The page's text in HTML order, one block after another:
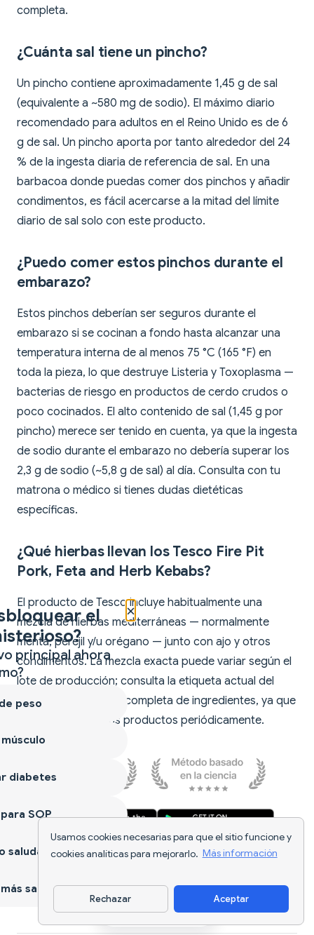
Usamos cookies necesarias para que el sitio funcione y
cookies analíticas para mejorarlo. Más información
Rechazar Aceptar
completa.
¿Cuánta sal tiene un pincho?
Un pincho contiene aproximadamente 1,45 g de sal
(equivalente a ~580 mg de sodio). El máximo diario
recomendado para adultos en el Reino Unido es de 6
g de sal. Un pincho aporta por tanto alrededor del 24
% de la ingesta diaria de referencia de sal. En una
barbacoa donde puedas comer dos pinchos y añadir
condimentos, es fácil acercarse a la mitad del límite
diario de sal solo con este producto.
¿Puedo comer estos pinchos durante el
embarazo?
Estos pinchos deberían ser seguros durante el
embarazo si se cocinan a fondo hasta alcanzar una
temperatura interna de al menos 75 °C (165 °F) en
toda la pieza, lo que destruye Listeria y Toxoplasma —
bacterias de riesgo en productos de cerdo crudos o
poco cocinados. El alto contenido de sal (1,45 g por
pincho) merece ser tenido en cuenta, ya que la ingesta
de sodio durante el embarazo no debería superar los
2,3 g de sodio (~5,8 g de sal) al día. Consulta con tu
matrona o médico si tienes dudas dietéticas
específicas.
¿Qué hierbas llevan los Tesco Fire Pit
Pork, Feta and Herb Kebabs?
El producto de Tesco incluye habitualmente una
mezcla de hierbas mediterráneas — normalmente
menta, perejil y/u orégano — junto con ajo y otros
condimentos. La mezcla exacta puede variar según el
lote de producción; consulta la etiqueta actual del
pack para ver la lista completa de ingredientes, ya que
Tesco reformula sus productos periódicamente.
Descargar app
×
el
principal ahora
peso
diabetes
SOP
saludable
sano